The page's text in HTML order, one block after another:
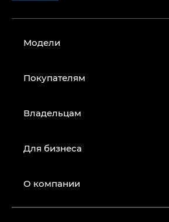
Модели
Покупателям
Владельцам
Для бизнеса
О компании